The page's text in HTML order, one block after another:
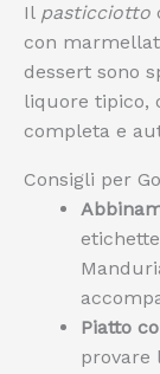
Il pasticciotto
con
dessert sono
liquore tipico,
completa e
Consigli per
Piatto
provare